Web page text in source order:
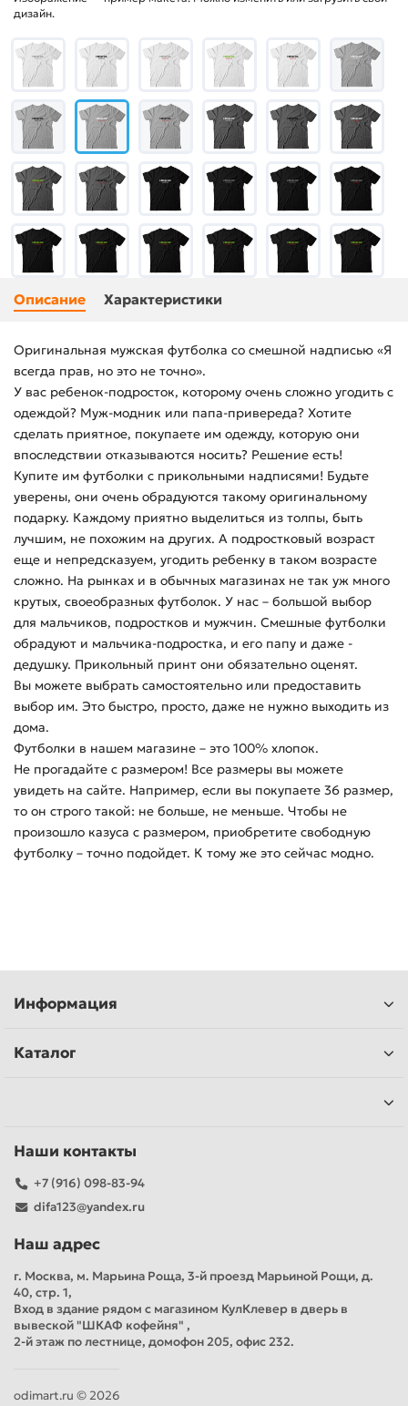
дизайн.
Описание Характеристики
Оригинальная мужская футболка со смешной надписью «Я
всегда прав, но это не точно».
У вас ребенок-подросток, которому очень сложно угодить с
одеждой? Муж-модник или папа-привереда? Хотите
сделать приятное, покупаете им одежду, которую они
впоследствии отказываются носить? Решение есть!
Купите им футболки с прикольными надписями! Будьте
уверены, они очень обрадуются такому оригинальному
подарку. Каждому приятно выделиться из толпы, быть
лучшим, не похожим на других. А подростковый возраст
еще и непредсказуем, угодить ребенку в таком возрасте
сложно. На рынках и в обычных магазинах не так уж много
крутых, своеобразных футболок. У нас – большой выбор
для мальчиков, подростков и мужчин. Смешные футболки
обрадуют и мальчика-подростка, и его папу и даже -
дедушку. Прикольный принт они обязательно оценят.
Вы можете выбрать самостоятельно или предоставить
выбор им. Это быстро, просто, даже не нужно выходить из
дома.
Футболки в нашем магазине – это 100% хлопок.
Не прогадайте с размером! Все размеры вы можете
увидеть на сайте. Например, если вы покупаете 36 размер,
то он строго такой: не больше, не меньше. Чтобы не
произошло казуса с размером, приобретите свободную
футболку – точно подойдет. К тому же это сейчас модно.
Информация
Каталог
Наши контакты
+7 (916) 098-83-94
difa123@yandex.ru
Наш адрес
г. Москва, м. Марьина Роща, 3-й проезд Марьиной Рощи, д.
40, стр. 1,
Вход в здание рядом с магазином КулКлевер в дверь в
вывеской "ШКАФ кофейня" ,
2-й этаж по лестнице, домофон 205, офис 232.
odimart.ru © 2026